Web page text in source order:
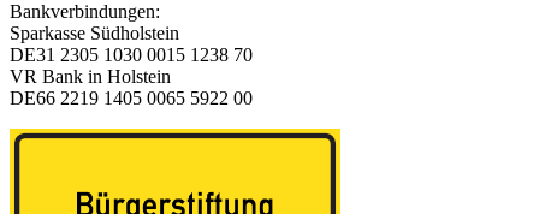
Bankverbindungen:
Sparkasse Südholstein
DE31 2305 1030 0015 1238 70
VR Bank in Holstein
DE66 2219 1405 0065 5922 00